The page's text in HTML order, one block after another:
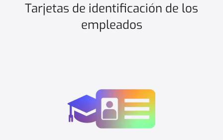
Tarjetas de identificación de los
empleados